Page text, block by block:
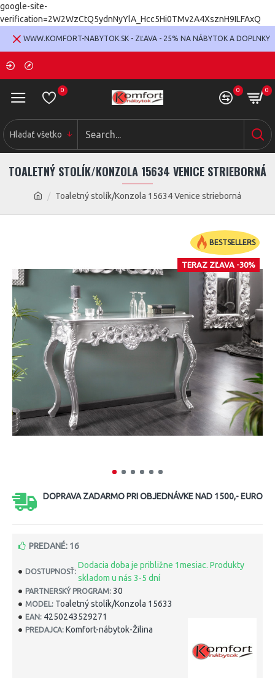
google-site-
verification=2W2WzCtQ5ydnNyYlA_Hcc5Hi0TMv2A4XsznH9ILFAxQ
WWW.KOMFORT-NABYTOK.SK - ZĽAVA - 25% NA NÁBYTOK A DOPLNKY
0 0 0
Hladať všetko
Toaletný stolík/Konzola 15634 Venice strieborná
TOALETNÝ STOLÍK/KONZOLA 15634 VENICE STRIEBORNÁ
BESTSELLERS
TERAZ ZĽAVA -30%
DOPRAVA ZADARMO PRI OBJEDNÁVKE NAD 1500,- EURO
DOSTUPNOSŤ:
Dodacia doba je približne 1mesiac. Produkty
skladom u nás 3-5 dní
PARTNERSKÝ PROGRAM: 30
MODEL: Toaletný stolík/Konzola 15633
EAN: 4250243529271
PREDAJCA: Komfort-nábytok-Žilina
PREDANÉ: 16